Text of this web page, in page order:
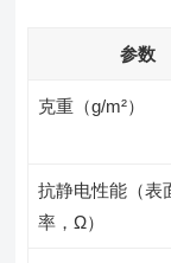
参数
克重（g/m²）
抗静电性能（表
率，Ω）